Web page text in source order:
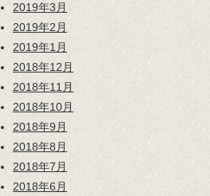
2019年3月
2019年2月
2019年1月
2018年12月
2018年11月
2018年10月
2018年9月
2018年8月
2018年7月
2018年6月